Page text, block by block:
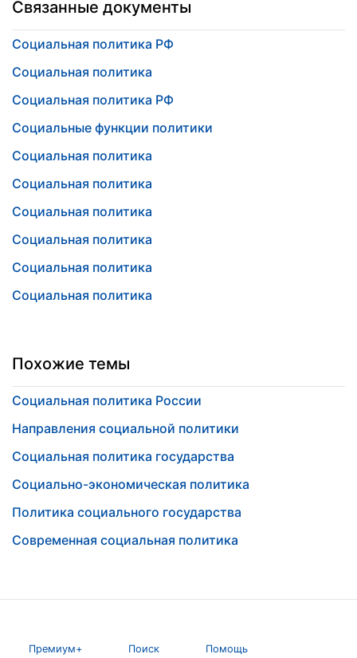
Связанные документы
Социальная политика РФ
Социальная политика
Социальная политика РФ
Социальные функции политики
Социальная политика
Социальная политика
Социальная политика
Социальная политика
Социальная политика
Социальная политика
Похожие темы
Социальная политика России
Направления социальной политики
Социальная политика государства
Социально-экономическая политика
Политика социального государства
Современная социальная политика
Премиум+ Поиск Помощь